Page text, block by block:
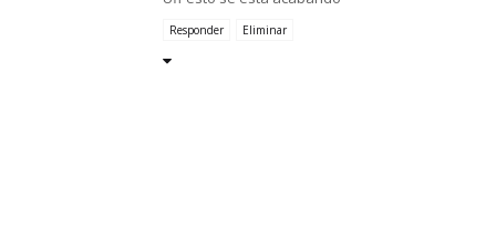
Responder Eliminar